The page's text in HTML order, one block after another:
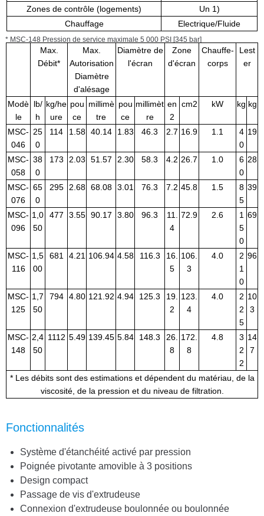
Zones de contrôle (logements)
Un 1)
Chauffage
Electrique/Fluide
* MSC-148 Pression de service maximale 5 000 PSI [345 bar]
Max.
Débit*
Max.
Autorisation
Diamètre
d'alésage
Diamètre de
l'écran
Zone
d'écran
Chauffe-
corps
Lest
er
Modè
le
lb/
h
kg/he
ure
pou
ce
millimè
tre
pou
ce
millimèt
re
en
2
cm2 kW kg kg
MSC-
046
25
0
114 1.58 40.14 1.83 46.3 2.7 16.9 1.1
4
0
19
MSC-
058
38
0
173 2.03 51.57 2.30 58.3 4.2 26.7 1.0
6
0
28
MSC-
076
65
0
295 2.68 68.08 3.01 76.3 7.2 45.8 1.5
8
5
39
MSC-
096
1,0
50
477 3.55 90.17 3.80 96.3
11.
4
72.9 2.6
1
5
0
69
MSC-
116
1,5
00
681 4.21 106.94 4.58 116.3
16.
5
106.
3
4.0
2
1
0
96
MSC-
125
1,7
50
794 4.80 121.92 4.94 125.3
19.
2
123.
4
4.0
2
2
5
10
3
MSC-
148
2,4
50
1112 5.49 139.45 5.84 148.3
26.
8
172.
8
4.8
3
2
2
14
7
* Les débits sont des estimations et dépendent du matériau, de la
viscosité, de la pression et du niveau de filtration.
Fonctionnalités
Système d'étanchéité activé par pression
Poignée pivotante amovible à 3 positions
Design compact
Passage de vis d'extrudeuse
Connexion d'extrudeuse boulonnée ou boulonnée